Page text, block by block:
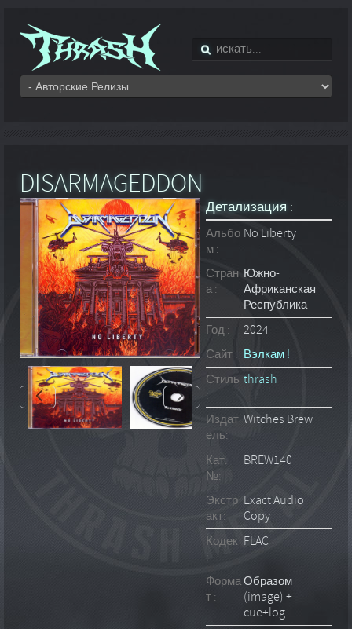
DISARMAGEDDON
Детализация :
Альбо
м :
No Liberty
Стран
а :
Южно-
Африканская
Республика
Год :
2024
Сайт : Вэлкам !
Стиль
:
thrash
Издат
ель:
Witches Brew
Кат.
№:
BREW140
Экстр
акт:
Exact Audio
Copy
Кодек
:
FLAC
Форма
т :
Образом
(image) +
cue+log